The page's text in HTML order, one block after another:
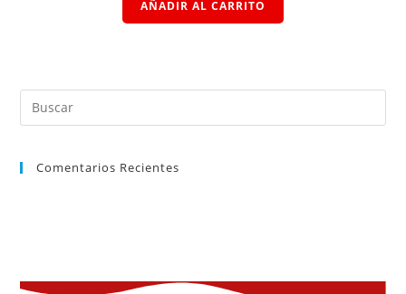
AÑADIR AL CARRITO
Comentarios Recientes